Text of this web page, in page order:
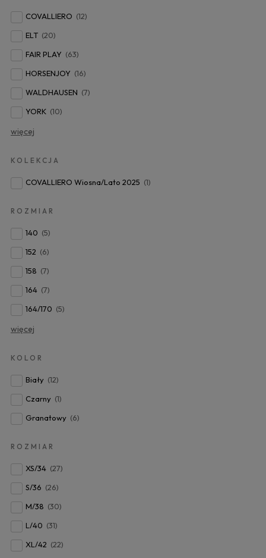
COVALLIERO (12)
ELT (20)
FAIR PLAY (63)
HORSENJOY (16)
WALDHAUSEN (7)
YORK (10)
więcej
KOLEKCJA
COVALLIERO Wiosna/Lato 2025 (1)
ROZMIAR
140 (5)
152 (6)
158 (7)
164 (7)
164/170 (5)
więcej
KOLOR
Biały (12)
Czarny (1)
Granatowy (6)
ROZMIAR
XS/34 (27)
S/36 (26)
M/38 (30)
L/40 (31)
XL/42 (22)